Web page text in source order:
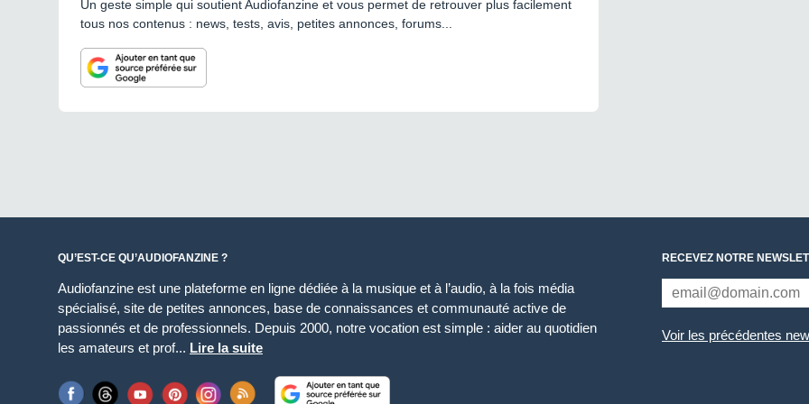
Un geste simple qui soutient Audiofanzine et vous permet de retrouver plus facilement
tous nos contenus : news, tests, avis, petites annonces, forums...
QU’EST-CE QU’AUDIOFANZINE ?
Audiofanzine est une plateforme en ligne dédiée à la musique et à l’audio, à la fois média
spécialisé, site de petites annonces, base de connaissances et communauté active de
passionnés et de professionnels. Depuis 2000, notre vocation est simple : aider au quotidien
les amateurs et prof... Lire la suite
RECEVEZ NOTRE
Voir les précédentes